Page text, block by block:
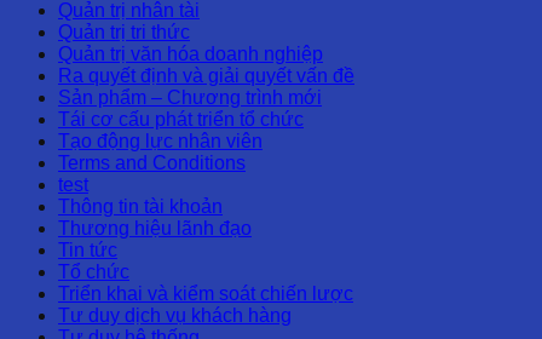
Quản trị nhân tài
Quản trị tri thức
Quản trị văn hóa doanh nghiệp
Ra quyết định và giải quyết vấn đề
Sản phẩm – Chương trình mới
Tái cơ cấu phát triển tổ chức
Tạo động lực nhân viên
Terms and Conditions
test
Thông tin tài khoản
Thương hiệu lãnh đạo
Tin tức
Tổ chức
Triển khai và kiểm soát chiến lược
Tư duy dịch vụ khách hàng